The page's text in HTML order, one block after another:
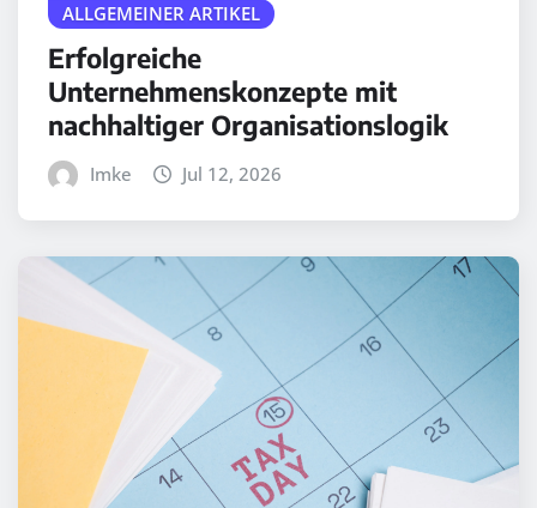
ALLGEMEINER ARTIKEL
Erfolgreiche
Unternehmenskonzepte mit
nachhaltiger Organisationslogik
Imke Jul 12, 2026